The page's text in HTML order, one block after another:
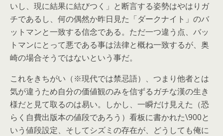
いし、現に結果に結びつく」と断言する姿勢はやはりガ
チであるし、何の偶然か昨日見た「ダークナイト」のバ
ットマンと一致する信念である。ただ一つ違う点、バッ
トマンにとって悪である事は法律と概ね一致するが、奥
崎の場合そうではないという事だ。
これをきちがい（※現代では禁忌語）、つまり他者とは
気が違うため自分の価値観のみを信ずるガチな漢の生き
様だと見て取るのは易い。しかし、一瞬だけ見えた（恐
らく自費出版本の値段であろう）看板に書かれた\900と
いう値段設定、そしてシズミの存在が、どうしても俺に